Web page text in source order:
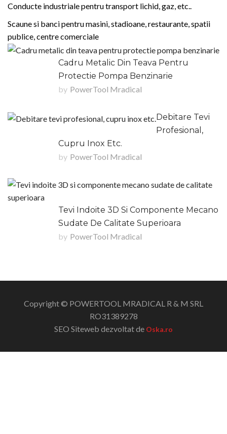
Conducte industriale pentru transport lichid, gaz, etc..
Scaune si banci pentru masini, stadioane, restaurante, spatii
publice, centre comerciale
Cadru Metalic Din Teava Pentru
Protectie Pompa Benzinarie
by PowerTool Mradical
Debitare Tevi
Profesional,
Cupru Inox Etc.
by PowerTool Mradical
Tevi Indoite 3D Si Componente Mecano
Sudate De Calitate Superioara
by PowerTool Mradical
Copyright © POWERTOOL MRADICAL R & M SRL
RO31389278
SEO Siteweb dezvoltat de Oska.ro